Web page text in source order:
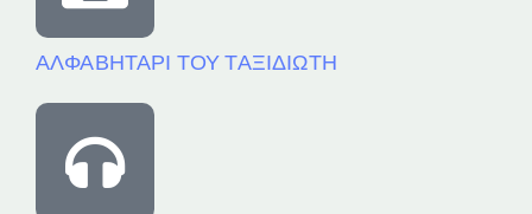
ΑΛΦΑΒΗΤΑΡΙ ΤΟΥ ΤΑΞΙΔΙΩΤΗ